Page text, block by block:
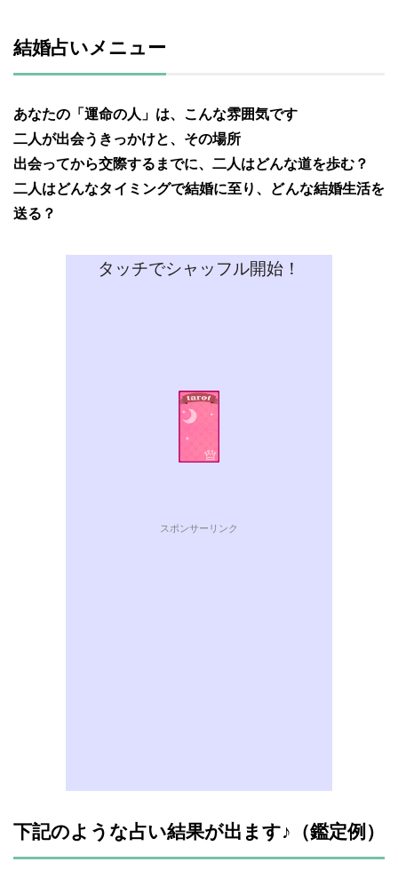
結婚占いメニュー
あなたの「運命の人」は、こんな雰囲気です
二人が出会うきっかけと、その場所
出会ってから交際するまでに、二人はどんな道を歩む？
二人はどんなタイミングで結婚に至り、どんな結婚生活を
送る？
タッチでシャッフル開始！
スポンサーリンク
下記のような占い結果が出ます♪（鑑定例）